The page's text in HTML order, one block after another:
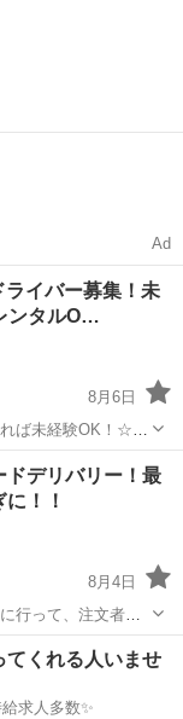
Ad
イバー募集！未
ンタルO…
8月6日
れば未経験OK！☆軽
た仕事量】が魅
物は軽量なので、体
ドデリバリー！最
！！
8月4日
行って、注文者に
ん。 勤務時間は11
件まで)+インセン
てくれる人いませ
高時給求人多数✨